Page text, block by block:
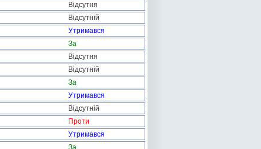
Відсутня
Відсутній
Утримався
За
Відсутня
Відсутній
За
Утримався
Відсутній
Проти
Утримався
За